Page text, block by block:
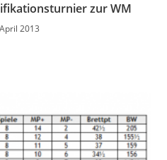
zur WM
2013